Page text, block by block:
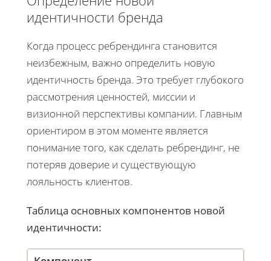
идентичности бренда
Когда процесс ребрендинга становится
неизбежным, важно определить новую
идентичность бренда. Это требует глубокого
рассмотрения ценностей, миссии и
визионной перспективы компании. Главным
ориентиром в этом моменте является
понимание того, как сделать ребрендинг, не
потеряв доверие и существующую
лояльность клиентов.
Таблица основных компонентов новой
идентичности: